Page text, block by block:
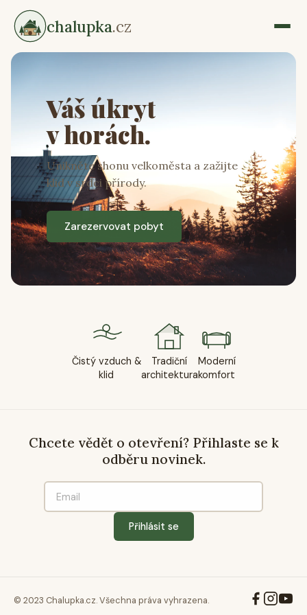
chalupka.cz
Váš úkryt
v horách.
Unikněte shonu velkoměsta a zažijte
klid v srdci přírody.
Zarezervovat pobyt
Čistý vzduch &
klid
Tradiční
architektura
Moderní
komfort
Chcete vědět o otevření? Přihlaste se k
odběru novinek.
Přihlásit se
© 2023 Chalupka.cz. Všechna práva vyhrazena.